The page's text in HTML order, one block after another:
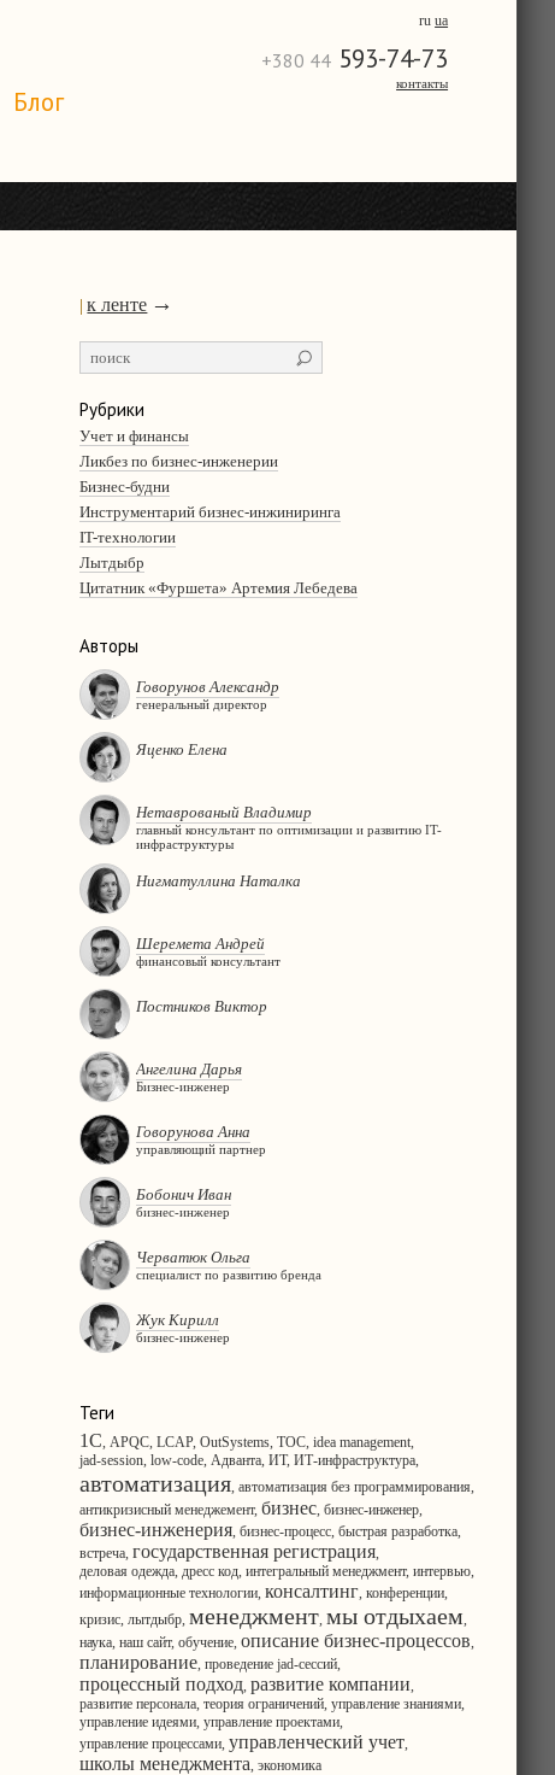
Блог
ruua
+380 44 593-74-73
контакты
| к ленте →
Рубрики
Учет и финансы
Ликбез по бизнес-инженерии
Бизнес-будни
Инструментарий бизнес-инжиниринга
IT-технологии
Лытдыбр
Цитатник «Фуршета» Артемия Лебедева
Авторы
Говорунов Александр
генеральный директор
Яценко Елена
Нетаврованый Владимир
главный консультант по оптимизации и развитию IT-
инфраструктуры
Нигматуллина Наталка
Шеремета Андрей
финансовый консультант
Постников Виктор
Ангелина Дарья
Бизнес-инженер
Говорунова Анна
управляющий партнер
Бобонич Иван
бизнес-инженер
Черватюк Ольга
специалист по развитию бренда
Жук Кирилл
бизнес-инженер
Теги
1С,APQC,LCAP,OutSystems,TOC,idea management,
jad-session,low-code,Адванта,ИТ,ИТ-инфраструктура,
автоматизация,автоматизация без программирования,
антикризисный менеджемент,бизнес,бизнес-инженер,
бизнес-инженерия,бизнес-процесс,быстрая разработка,
встреча,государственная регистрация,
деловая одежда,дресс код,интегральный менеджмент,интервью,
информационные технологии,консалтинг,конференции,
кризис,лытдыбр,менеджмент,мы отдыхаем,
наука,наш сайт,обучение,описание бизнес-процессов,
планирование,проведение jad-сессий,
процессный подход,развитие компании,
развитие персонала,теория ограничений,управление знаниями,
управление идеями,управление проектами,
управление процессами,управленческий учет,
школы менеджмента,экономика